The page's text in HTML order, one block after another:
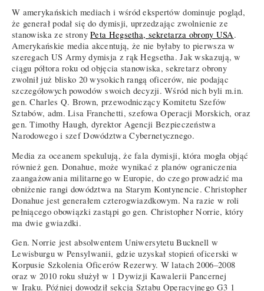
W amerykańskich mediach i wśród ekspertów dominuje pogląd,
że generał podał się do dymisji, uprzedzając zwolnienie ze
stanowiska ze stronyPeta Hegsetha, sekretarza obrony USA.
Amerykańskie media akcentują, że nie byłaby to pierwsza w
szeregach US Army dymisja z rąk Hegsetha. Jak wskazują, w
ciągu półtora roku od objęcia stanowiska, sekretarz obrony
zwolnił już blisko 20 wysokich rangą oficerów, nie podając
szczegółowych powodów swoich decyzji. Wśród nich byli m.in.
gen. Charles Q. Brown, przewodniczący Komitetu Szefów
Sztabów, adm. Lisa Franchetti, szefowa Operacji Morskich, oraz
gen. Timothy Haugh, dyrektor Agencji Bezpieczeństwa
Narodowego i szef Dowództwa Cybernetycznego.
Media za oceanem spekulują, że fala dymisji, która mogła objąć
również gen. Donahue, może wynikać z planów ograniczenia
zaangażowania militarnego w Europie, do czego prowadzić ma
obniżenie rangi dowództwa na Starym Kontynencie. Christopher
Donahue jest generałem czterogwiazdkowym. Na razie w roli
pełniącego obowiązki zastąpi go gen. Christopher Norrie, który
ma dwie gwiazdki.
Gen. Norrie jest absolwentem Uniwersytetu Bucknell w
Lewisburgu w Pensylwanii, gdzie uzyskał stopień oficerski w
Korpusie Szkolenia Oficerów Rezerwy. W latach 2006–2008
oraz w 2010 roku służył w 1 Dywizji Kawalerii Pancernej
w Iraku. Później dowodził sekcją Sztabu Operacyjnego G3 1